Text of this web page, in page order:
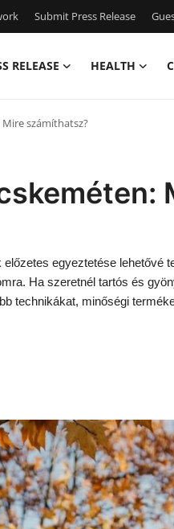
Submit Press Release
RELEASE HEALTH
számíthatsz?
egyeztetése lehetővé
Ha szeretnél tartós és
technikákat, minőségi